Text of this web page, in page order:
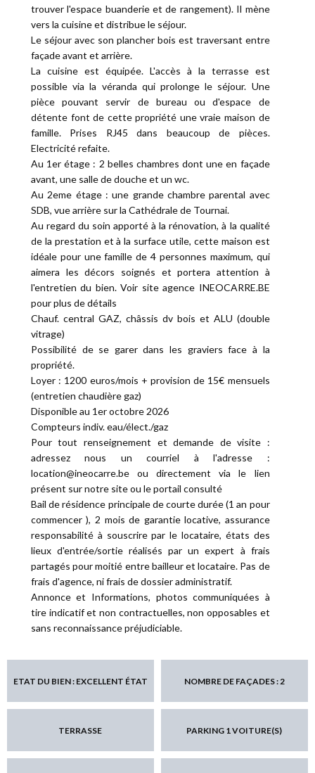
trouver l'espace buanderie et de rangement). Il mène
vers la cuisine et distribue le séjour.
Le séjour avec son plancher bois est traversant entre
façade avant et arrière.
La cuisine est équipée. L'accès à la terrasse est
possible via la véranda qui prolonge le séjour. Une
pièce pouvant servir de bureau ou d'espace de
détente font de cette propriété une vraie maison de
famille. Prises RJ45 dans beaucoup de pièces.
Electricité refaite.
Au 1er étage : 2 belles chambres dont une en façade
avant, une salle de douche et un wc.
Au 2eme étage : une grande chambre parental avec
SDB, vue arrière sur la Cathédrale de Tournai.
Au regard du soin apporté à la rénovation, à la qualité
de la prestation et à la surface utile, cette maison est
idéale pour une famille de 4 personnes maximum, qui
aimera les décors soignés et portera attention à
l'entretien du bien. Voir site agence INEOCARRE.BE
pour plus de détails
Chauf. central GAZ, châssis dv bois et ALU (double
vitrage)
Possibilité de se garer dans les graviers face à la
propriété.
Loyer : 1200 euros/mois + provision de 15€ mensuels
(entretien chaudière gaz)
Disponible au 1er octobre 2026
Compteurs indiv. eau/élect./gaz
Pour tout renseignement et demande de visite :
adressez nous un courriel à l'adresse :
location@ineocarre.be ou directement via le lien
présent sur notre site ou le portail consulté
Bail de résidence principale de courte durée (1 an pour
commencer ), 2 mois de garantie locative, assurance
responsabilité à souscrire par le locataire, états des
lieux d'entrée/sortie réalisés par un expert à frais
partagés pour moitié entre bailleur et locataire. Pas de
frais d'agence, ni frais de dossier administratif.
Annonce et Informations, photos communiquées à
tire indicatif et non contractuelles, non opposables et
sans reconnaissance préjudiciable.
ETAT DU BIEN : EXCELLENT ÉTAT NOMBRE DE FAÇADES : 2
TERRASSE PARKING 1 VOITURE(S)